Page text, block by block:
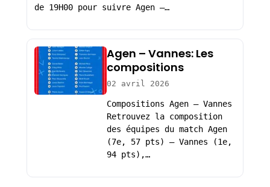
de 19H00 pour suivre Agen –…
Agen – Vannes: Les
compositions
02 avril 2026
Compositions Agen – Vannes
Retrouvez la composition
des équipes du match Agen
(7e, 57 pts) – Vannes (1e,
94 pts),…